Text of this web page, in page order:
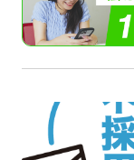
社会人になっ
学生就
企業・